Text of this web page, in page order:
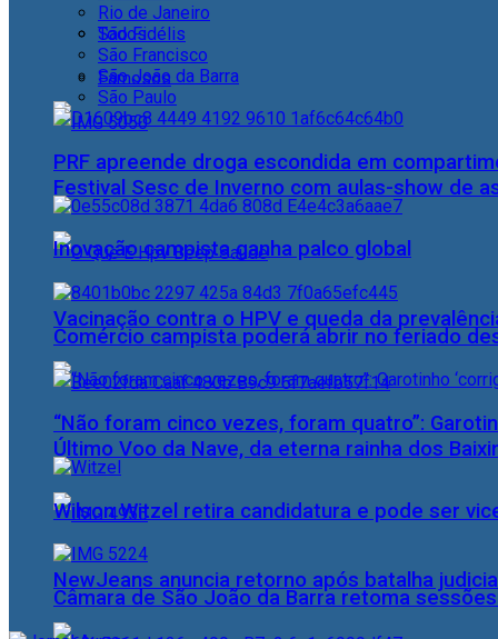
Todos
Famosos
Festival Sesc de Inverno com aulas-show de
Vacinação contra o HPV e queda da
Último Voo da Nave, da eterna rainha dos
NewJeans anuncia retorno após batalha
Rio de Janeiro
São Fidélis
São Francisco
São João da Barra
São Paulo
PRF apreende droga escondida em
Inovação campista ganha palco global
Comércio campista poderá abrir no feriado
“Não foram cinco vezes, foram quatro”:
Wilson Witzel retira candidatura e pode ser
Câmara de São João da Barra retoma